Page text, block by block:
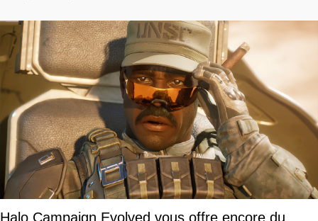
Halo Campaign Evolved vous offre encore du